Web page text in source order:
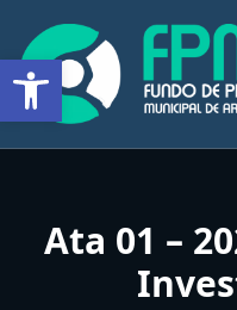
para
conteúdo
Ata 01 –
Barra de